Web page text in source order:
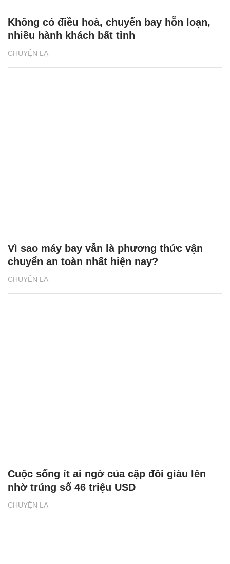
CHUYỆN LẠ
Không có điều hoà, chuyến bay hỗn loạn,
nhiều hành khách bất tỉnh
CHUYỆN LẠ
Vì sao máy bay vẫn là phương thức vận
chuyển an toàn nhất hiện nay?
CHUYỆN LẠ
Cuộc sống ít ai ngờ của cặp đôi giàu lên
nhờ trúng số 46 triệu USD